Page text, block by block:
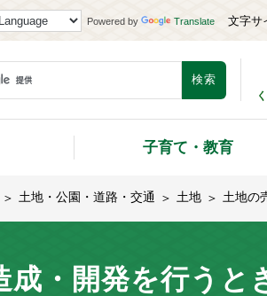
Powered by Translate 文字サ
子育て・教育
土地・公園・道路・交通 土地 土地の
・開発を行うと